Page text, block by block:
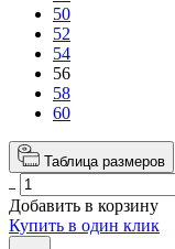
50
52
54
56
58
60
Таблица размеров
Добавить в корзину
Купить в один клик